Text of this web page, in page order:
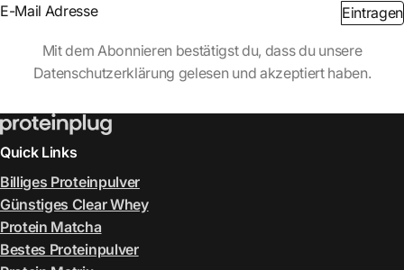
Section Eintragen
AbschnittMit dem Abonnieren bestätigst du, dass du unsere
Datenschutzerklärung gelesen und akzeptiert haben.
Quick Links
Billiges Proteinpulver
Günstiges Clear Whey
Protein Matcha
Bestes Proteinpulver